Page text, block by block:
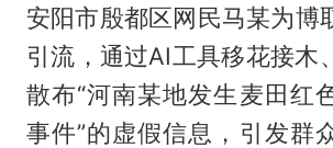
安阳市殷都区网民马某为博
引流，通过AI工具移花接木
散布“河南某地发生麦田红
事件”的虚假信息，引发群